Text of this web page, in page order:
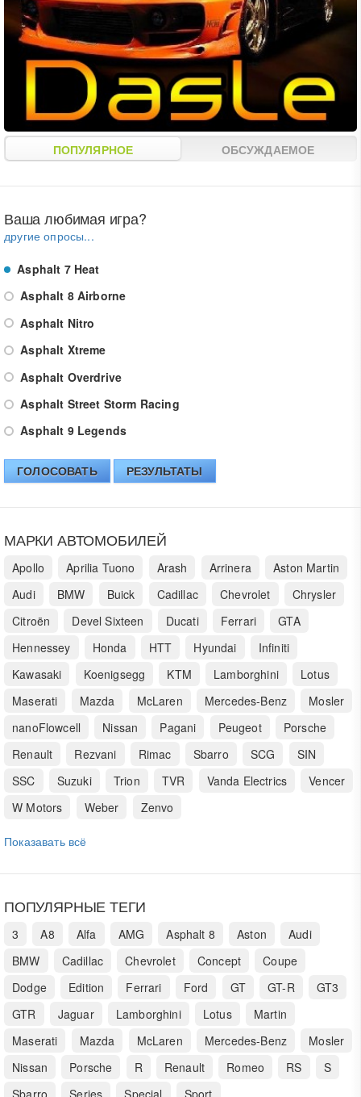
ПОПУЛЯРНОЕ ОБСУЖДАЕМОЕ
Ваша любимая игра?
другие опросы...
Asphalt 7 Heat
Asphalt 8 Airborne
Asphalt Nitro
Asphalt Xtreme
Asphalt Overdrive
Asphalt Street Storm Racing
Asphalt 9 Legends
ГОЛОСОВАТЬ РЕЗУЛЬТАТЫ
МАРКИ АВТОМОБИЛЕЙ
Apollo Aprilia Tuono Arash Arrinera
Aston Martin
Audi
BMW Buick Cadillac Chevrolet
Chrysler
Citroën
Devel Sixteen Ducati Ferrari
GTA
Hennessey
Honda HTT Hyundai
Infiniti
Kawasaki
Koenigsegg KTM Lamborghini
Lotus
Maserati
Mazda McLaren Mercedes-Benz
Mosler
nanoFlowcell
Nissan Pagani Peugeot
Porsche
Renault
Rezvani Rimac Sbarro SCG
SIN
SSC
Suzuki Trion TVR Vanda Electrics
Vencer
W Motors
Weber Zenvo
Показавать всё
ПОПУЛЯРНЫЕ ТЕГИ
3 A8 Alfa AMG Asphalt 8 Aston
Audi
BMW
Cadillac Chevrolet Concept
Coupe
Dodge
Edition Ferrari Ford GT GT-R
GT3
GTR
Jaguar Lamborghini Lotus
Martin
Maserati
Mazda McLaren Mercedes-Benz
Mosler
Nissan
Porsche R Renault Romeo RS
S